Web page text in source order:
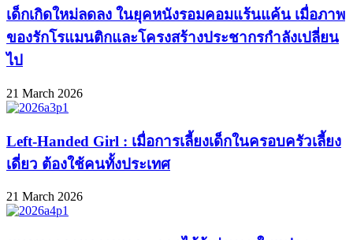
เด็กเกิดใหม่ลดลง ในยุคหนังรอมคอมแร้นแค้น เมื่อภาพ
ของรักโรแมนติกและโครงสร้างประชากรกำลังเปลี่ยน
ไป
21 March 2026
Left-Handed Girl : เมื่อการเลี้ยงเด็กในครอบครัวเลี้ยง
เดี่ยว ต้องใช้คนทั้งประเทศ
21 March 2026